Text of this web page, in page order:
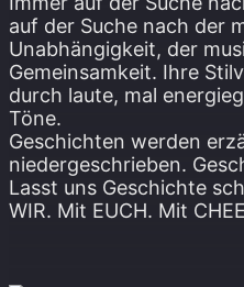
auf der Suche nach der
Unabhängigkeit, der
Gemeinsamkeit. Ihre
durch laute, mal
Töne.
Geschichten werden
niedergeschrieben.
Lasst uns Geschichte
WIR. Mit EUCH. Mit